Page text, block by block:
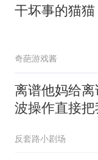
干坏事的猫猫
奇葩游戏酱
离谱他妈给
波操作直接
反套路小剧场